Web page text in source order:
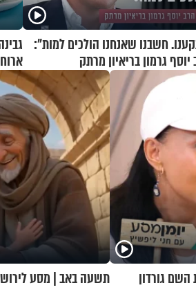
חשבנו שאנחנו הולכים למות":
גרמון בריאיון מרתק
גורדון
תשעה באב | מסע